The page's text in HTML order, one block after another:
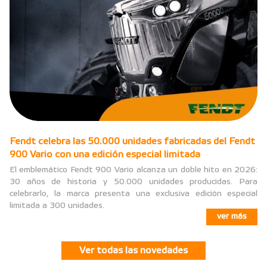
Fendt celebra las 50.000 unidades fabricadas del Fendt
900 Vario con una edición especial limitada
El emblemático Fendt 900 Vario alcanza un doble hito en 2026:
30 años de historia y 50.000 unidades producidas. Para
celebrarlo, la marca presenta una exclusiva edición especial
limitada a 300 unidades.
ver más
Ver todas las novedades